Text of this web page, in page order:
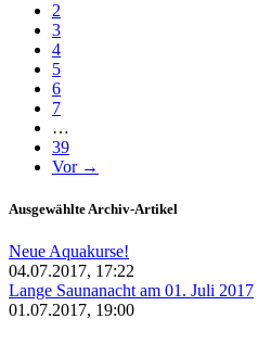
2
3
4
5
6
7
…
39
Vor →
Ausgewählte Archiv-Artikel
Neue Aquakurse!
04.07.2017, 17:22
Lange Saunanacht am 01. Juli 2017
01.07.2017, 19:00